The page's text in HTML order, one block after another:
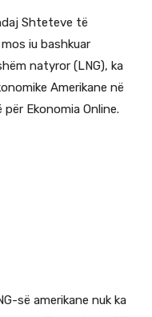
Shteteve të
iu bashkuar
natyror (LNG), ka
Amerikane në
Ekonomia Online.
së amerikane nuk ka